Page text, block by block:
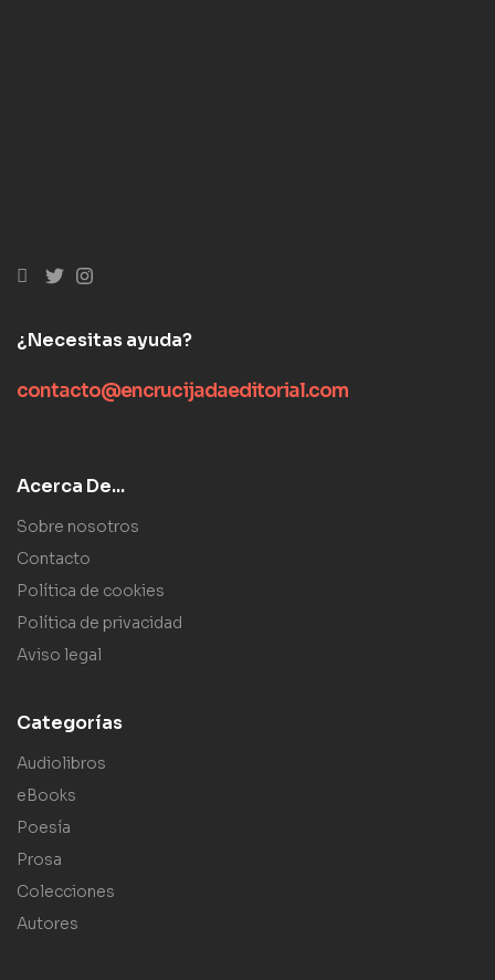
¿Necesitas ayuda?
contacto@encrucijadaeditorial.com
Acerca De...
Sobre nosotros
Contacto
Política de cookies
Política de privacidad
Aviso legal
Categorías
Audiolibros
eBooks
Poesía
Prosa
Colecciones
Autores